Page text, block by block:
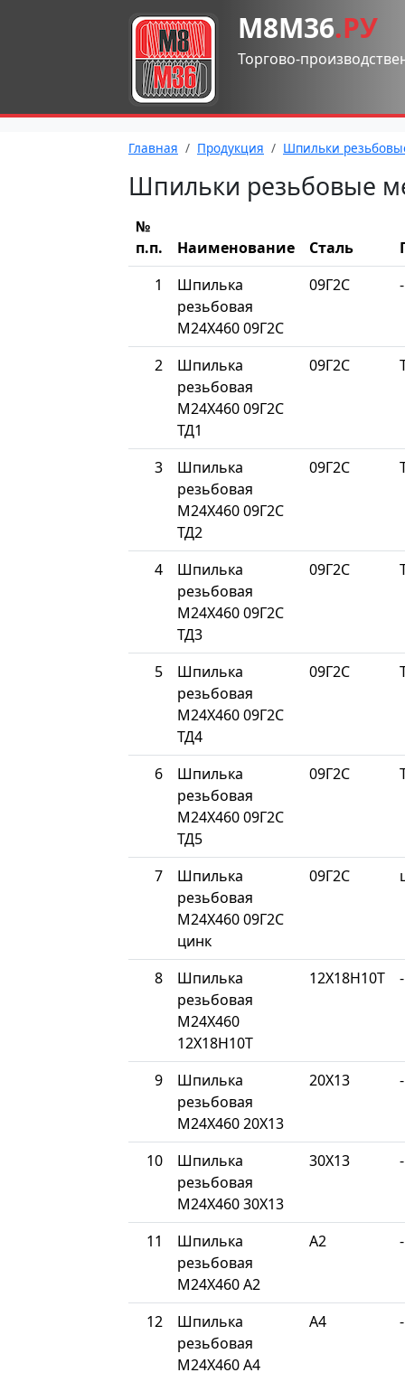
М8М36.РУ
Торгово-
Главная Продукция Шпильки
Шпильки резьбовые
№
п.п.
Наименование Сталь
1
Шпилька
резьбовая
М24Х460 09Г2С
09Г2С -
2
Шпилька
резьбовая
М24Х460 09Г2С
ТД1
09Г2С
3
Шпилька
резьбовая
М24Х460 09Г2С
ТД2
09Г2С
4
Шпилька
резьбовая
М24Х460 09Г2С
ТД3
09Г2С
5
Шпилька
резьбовая
М24Х460 09Г2С
ТД4
09Г2С
6
Шпилька
резьбовая
М24Х460 09Г2С
ТД5
09Г2С
7
Шпилька
резьбовая
М24Х460 09Г2С
цинк
09Г2С
8
Шпилька
резьбовая
М24Х460
12Х18Н10Т
12Х18Н10Т -
9
Шпилька
резьбовая
М24Х460 20Х13
20Х13 -
10
Шпилька
резьбовая
М24Х460 30Х13
30Х13 -
11
Шпилька
резьбовая
М24Х460 A2
A2 -
12
Шпилька
резьбовая
М24Х460 A4
A4 -